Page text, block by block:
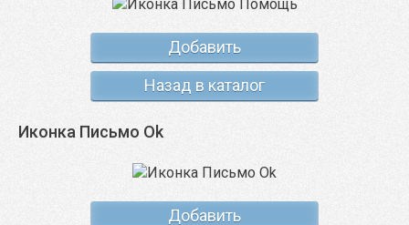
Добавить
Назад в каталог
Иконка Письмо Ok
Добавить